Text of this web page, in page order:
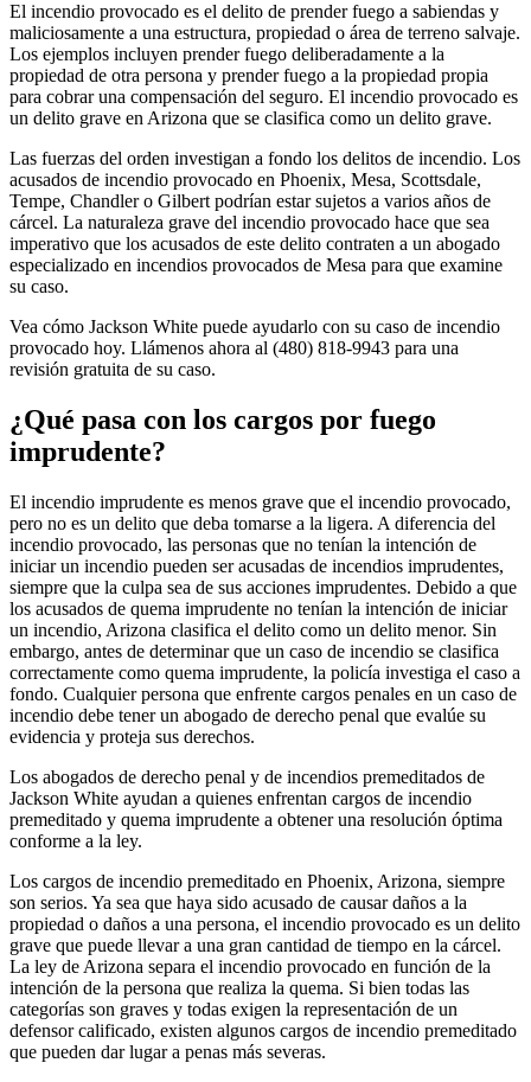
El incendio provocado es el delito de prender fuego a sabiendas y
maliciosamente a una estructura, propiedad o área de terreno salvaje.
Los ejemplos incluyen prender fuego deliberadamente a la
propiedad de otra persona y prender fuego a la propiedad propia
para cobrar una compensación del seguro. El incendio provocado es
un delito grave en Arizona que se clasifica como un delito grave.
Las fuerzas del orden investigan a fondo los delitos de incendio. Los
acusados ​​de incendio provocado en Phoenix, Mesa, Scottsdale,
Tempe, Chandler o Gilbert podrían estar sujetos a varios años de
cárcel. La naturaleza grave del incendio provocado hace que sea
imperativo que los acusados ​​de este delito contraten a un abogado
especializado en incendios provocados de Mesa para que examine
su caso.
Vea cómo Jackson White puede ayudarlo con su caso de incendio
provocado hoy. Llámenos ahora al (480) 818-9943 para una
revisión gratuita de su caso.
¿Qué pasa con los cargos por fuego
imprudente?
El incendio imprudente es menos grave que el incendio provocado,
pero no es un delito que deba tomarse a la ligera. A diferencia del
incendio provocado, las personas que no tenían la intención de
iniciar un incendio pueden ser acusadas de incendios imprudentes,
siempre que la culpa sea de sus acciones imprudentes. Debido a que
los acusados ​​de quema imprudente no tenían la intención de iniciar
un incendio, Arizona clasifica el delito como un delito menor. Sin
embargo, antes de determinar que un caso de incendio se clasifica
correctamente como quema imprudente, la policía investiga el caso a
fondo. Cualquier persona que enfrente cargos penales en un caso de
incendio debe tener un abogado de derecho penal que evalúe su
evidencia y proteja sus derechos.
Los abogados de derecho penal y de incendios premeditados de
Jackson White ayudan a quienes enfrentan cargos de incendio
premeditado y quema imprudente a obtener una resolución óptima
conforme a la ley.
Los cargos de incendio premeditado en Phoenix, Arizona, siempre
son serios. Ya sea que haya sido acusado de causar daños a la
propiedad o daños a una persona, el incendio provocado es un delito
grave que puede llevar a una gran cantidad de tiempo en la cárcel.
La ley de Arizona separa el incendio provocado en función de la
intención de la persona que realiza la quema. Si bien todas las
categorías son graves y todas exigen la representación de un
defensor calificado, existen algunos cargos de incendio premeditado
que pueden dar lugar a penas más severas.